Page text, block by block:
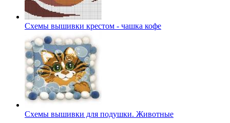
Схемы вышивки крестом - чашка кофе
Схемы вышивки для подушки. Животные